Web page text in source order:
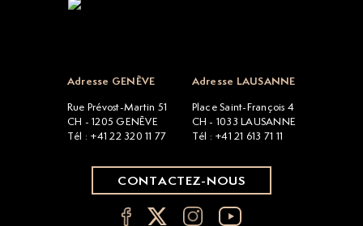
Adresse GENÈVE
Rue Prévost-Martin 51
CH - 1205 GENÈVE
Tél : +41 22 320 11 77
Adresse LAUSANNE
Place Saint-François 4
CH - 1033 LAUSANNE
Tél : +41 21 613 71 11
CONTACTEZ-NOUS